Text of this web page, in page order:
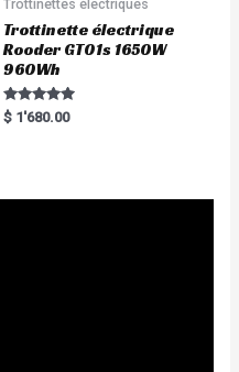
Trottinettes électriques
Trottinette électrique
Rooder GT01s 1650W
960Wh
Rated
5.00
$ 1'680.00